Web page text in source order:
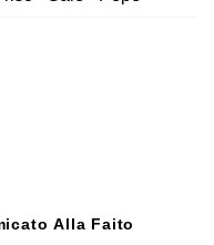
Alla Faito